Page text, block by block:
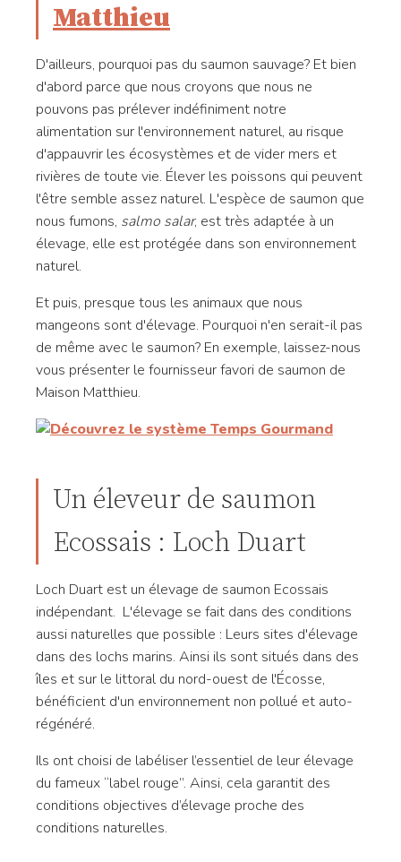
Matthieu
D'ailleurs, pourquoi pas du saumon sauvage? Et bien
d'abord parce que nous croyons que nous ne
pouvons pas prélever indéfiniment notre
alimentation sur l'environnement naturel, au risque
d'appauvrir les écosystèmes et de vider mers et
rivières de toute vie. Élever les poissons qui peuvent
l'être semble assez naturel. L'espèce de saumon que
nous fumons, salmo salar, est très adaptée à un
élevage, elle est protégée dans son environnement
naturel.
Et puis, presque tous les animaux que nous
mangeons sont d'élevage. Pourquoi n'en serait-il pas
de même avec le saumon? En exemple, laissez-nous
vous présenter le fournisseur favori de saumon de
Maison Matthieu.
Un éleveur de saumon
Ecossais : Loch Duart
Loch Duart est un élevage de saumon Ecossais
indépendant. L'élevage se fait dans des conditions
aussi naturelles que possible : Leurs sites d'élevage
dans des lochs marins. Ainsi ils sont situés dans des
îles et sur le littoral du nord-ouest de l'Écosse,
bénéficient d'un environnement non pollué et auto-
régénéré.
Ils ont choisi de labéliser l’essentiel de leur élevage
du fameux “label rouge”. Ainsi, cela garantit des
conditions objectives d’élevage proche des
conditions naturelles.